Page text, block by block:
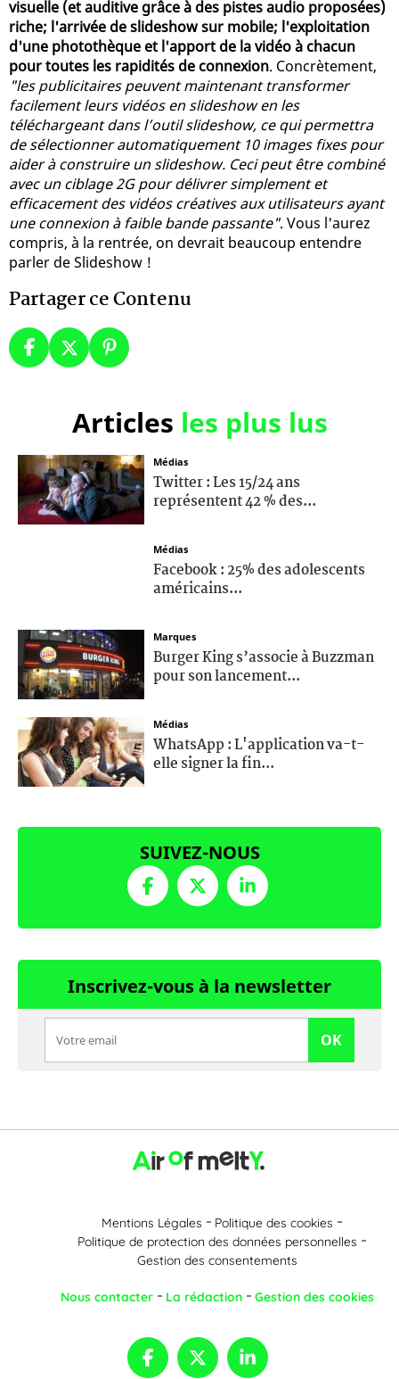
visuelle (et auditive grâce à des pistes audio proposées)
riche; l'arrivée de slideshow sur mobile; l'exploitation
d'une photothèque et l'apport de la vidéo à chacun
pour toutes les rapidités de connexion. Concrètement,
"les publicitaires peuvent maintenant transformer
facilement leurs vidéos en slideshow en les
téléchargeant dans l’outil slideshow, ce qui permettra
de sélectionner automatiquement 10 images fixes pour
aider à construire un slideshow. Ceci peut être combiné
avec un ciblage 2G pour délivrer simplement et
efficacement des vidéos créatives aux utilisateurs ayant
une connexion à faible bande passante". Vous l'aurez
compris, à la rentrée, on devrait beaucoup entendre
parler de Slideshow !
Partager ce Contenu
Articles les plus lus
Médias
Twitter : Les 15/24 ans
représentent 42 % des...
Médias
Facebook : 25% des adolescents
américains...
Marques
Burger King s’associe à Buzzman
pour son lancement...
Médias
WhatsApp : L'application va-t-
elle signer la fin...
SUIVEZ-NOUS
Inscrivez-vous à la newsletter
OK
Mentions Légales
Politique des cookies
Politique de protection des données personnelles
Gestion des consentements
Nous contacter La rédaction Gestion des cookies